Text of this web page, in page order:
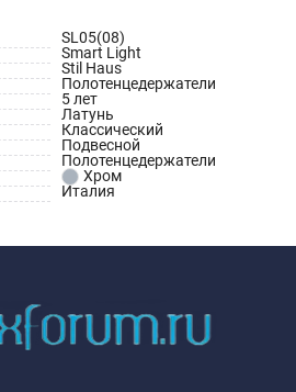
SL05(08)
Smart Light
Stil Haus
Полотенцедержатели
5 лет
Латунь
Классический
Подвесной
Полотенцедержатели
Хром
Италия